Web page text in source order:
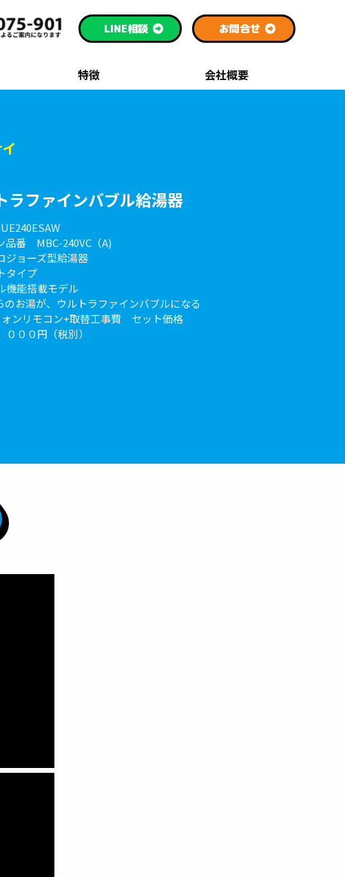
LINE相談 お問合せ
特徴 会社概要
ファインバブル給湯器
品番 MBC-240VC（A)
ジョーズ型給湯器
タイプ
機能搭載モデル
のお湯が、ウルトラファインバブルになる
ォンリモコン+取替工事費 セット価格
００円（税別）